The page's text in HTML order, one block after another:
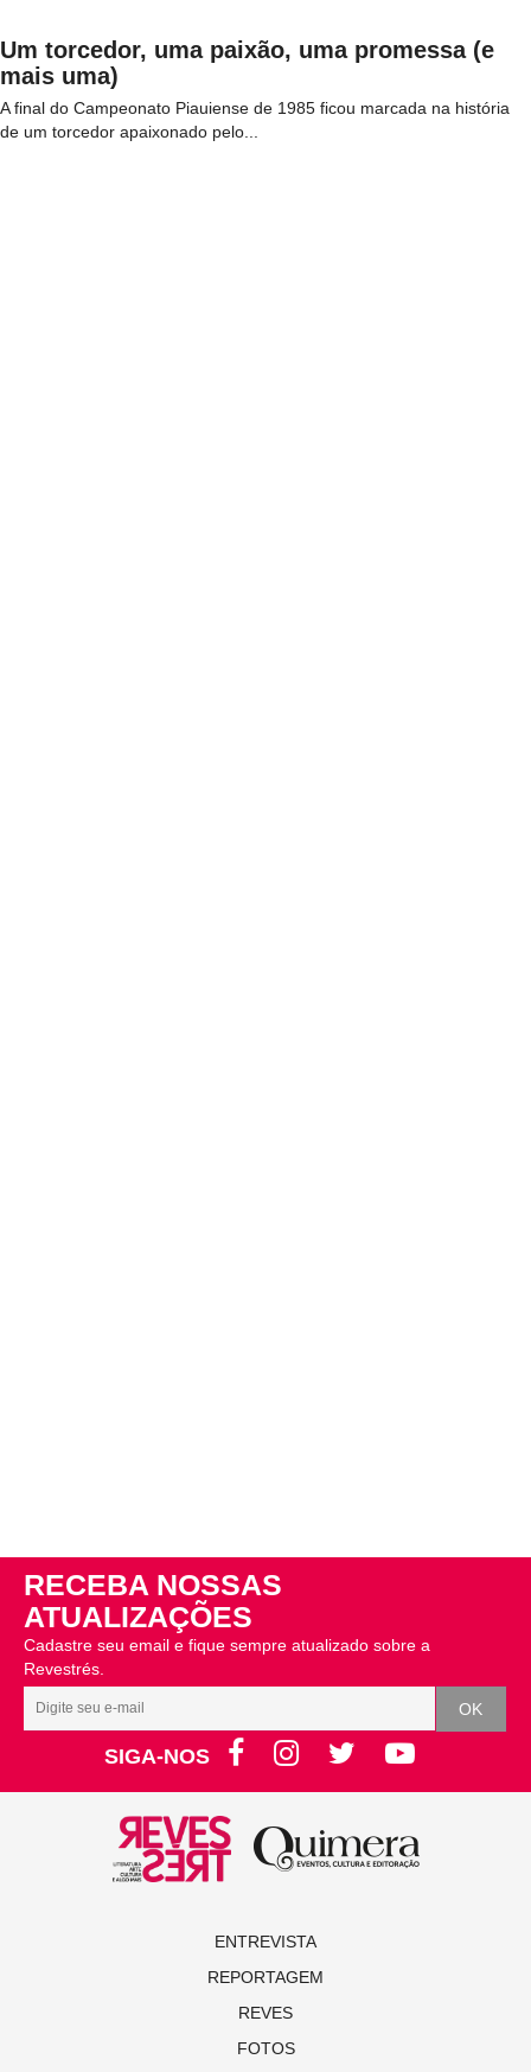
Um torcedor, uma paixão, uma promessa (e
mais uma)
A final do Campeonato Piauiense de 1985 ficou marcada na história
de um torcedor apaixonado pelo...
RECEBA NOSSAS
ATUALIZAÇÕES
Cadastre seu email e fique sempre atualizado sobre a
Revestrés.
SIGA-NOS
ENTREVISTA
REPORTAGEM
REVES
FOTOS